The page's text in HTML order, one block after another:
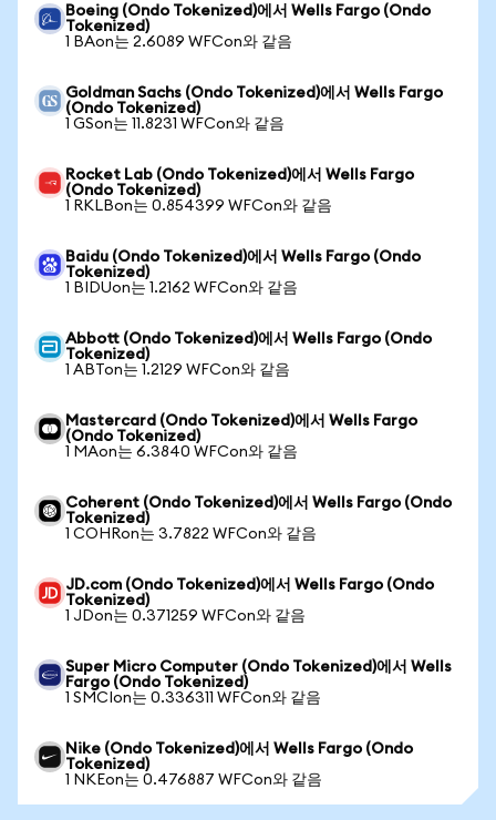
Boeing (Ondo Tokenized)에서 Wells Fargo (Ondo
Tokenized)
1 BAon는 2.6089 WFCon와 같음
Goldman Sachs (Ondo Tokenized)에서 Wells Fargo
(Ondo Tokenized)
1 GSon는 11.8231 WFCon와 같음
Rocket Lab (Ondo Tokenized)에서 Wells Fargo
(Ondo Tokenized)
1 RKLBon는 0.854399 WFCon와 같음
Baidu (Ondo Tokenized)에서 Wells Fargo (Ondo
Tokenized)
1 BIDUon는 1.2162 WFCon와 같음
Abbott (Ondo Tokenized)에서 Wells Fargo (Ondo
Tokenized)
1 ABTon는 1.2129 WFCon와 같음
Mastercard (Ondo Tokenized)에서 Wells Fargo
(Ondo Tokenized)
1 MAon는 6.3840 WFCon와 같음
Coherent (Ondo Tokenized)에서 Wells Fargo (Ondo
Tokenized)
1 COHRon는 3.7822 WFCon와 같음
JD.com (Ondo Tokenized)에서 Wells Fargo (Ondo
Tokenized)
1 JDon는 0.371259 WFCon와 같음
Super Micro Computer (Ondo Tokenized)에서 Wells
Fargo (Ondo Tokenized)
1 SMCIon는 0.336311 WFCon와 같음
Nike (Ondo Tokenized)에서 Wells Fargo (Ondo
Tokenized)
1 NKEon는 0.476887 WFCon와 같음